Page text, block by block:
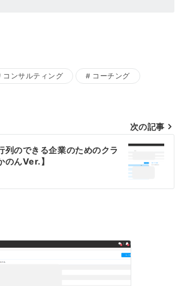
コンサルティング コーチング
次の記事
列のできる企業のためのクラ
のんVer.】